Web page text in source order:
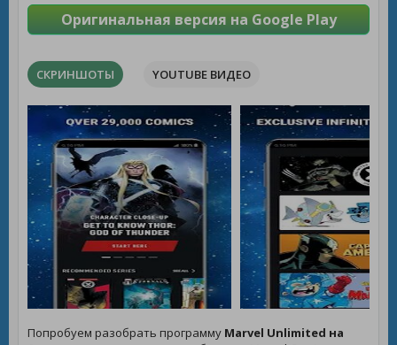
Оригинальная версия на Google Play
СКРИНШОТЫ YOUTUBE ВИДЕО
Попробуем разобрать программу Marvel Unlimited на